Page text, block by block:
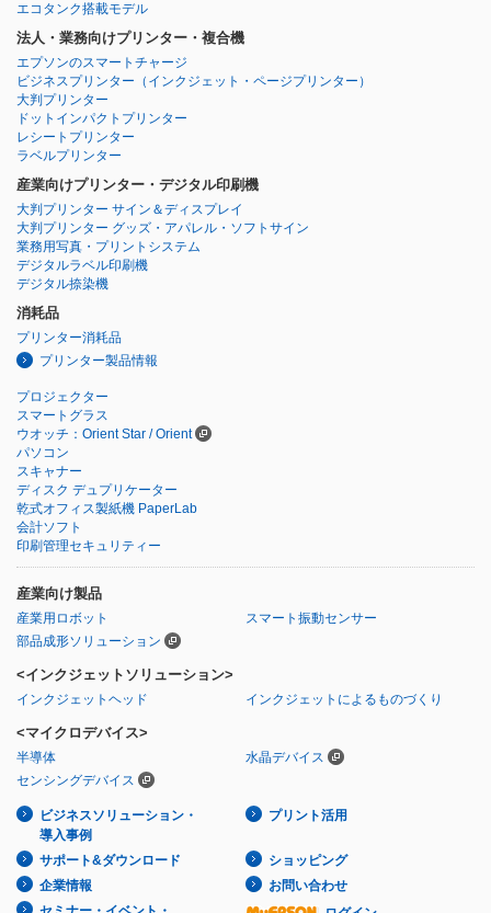
エコタンク搭載モデル
法人・業務向けプリンター・複合機
エプソンのスマートチャージ
ビジネスプリンター （インクジェット・ページプリンター）
大判プリンター
ドットインパクトプリンター
レシートプリンター
ラベルプリンター
産業向けプリンター・デジタル印刷機
大判プリンター サイン＆ディスプレイ
大判プリンター グッズ・アパレル・ソフトサイン
業務用写真・プリントシステム
デジタルラベル印刷機
デジタル捺染機
消耗品
プリンター消耗品
プリンター製品情報
プロジェクター
スマートグラス
ウオッチ：Orient Star / Orient
パソコン
スキャナー
ディスク デュプリケーター
乾式オフィス製紙機 PaperLab
会計ソフト
印刷管理セキュリティー
産業向け製品
産業用ロボット
スマート振動センサー
部品成形ソリューション
<インクジェットソリューション>
インクジェットヘッド インクジェットによるものづくり
<マイクロデバイス>
半導体
水晶デバイス
センシングデバイス
ビジネスソリューション・
導入事例
プリント活用
サポート&ダウンロード
ショッピング
企業情報
お問い合わせ